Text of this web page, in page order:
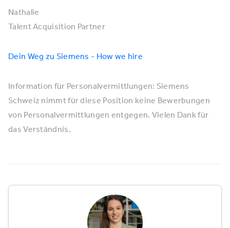
Nathalie
Talent Acquisition Partner
Dein Weg zu Siemens - How we hire
Information für Personalvermittlungen: Siemens
Schweiz nimmt für diese Position keine Bewerbungen
von Personalvermittlungen entgegen. Vielen Dank für
das Verständnis.